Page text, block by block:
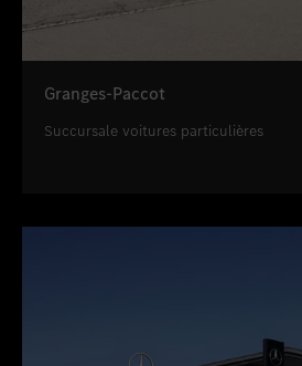
Granges-Paccot
Succursale voitures particulières